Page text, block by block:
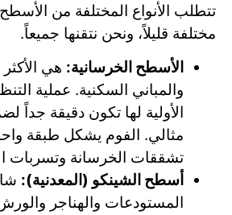
تتطلب الأنواع المختلفة من
مختلفة قليلاً، ونحن نتقنها جميعاً.
الأسطح الخرسانية: هي
والمباني السكنية. عملية
الأولية لها تكون دقيقة جداً
مثالي. الفوم يشكل طبقة
تشققات الخرسانة وتسربات
أسطح الشينكو (المعدنية):
المستودعات والهناجر